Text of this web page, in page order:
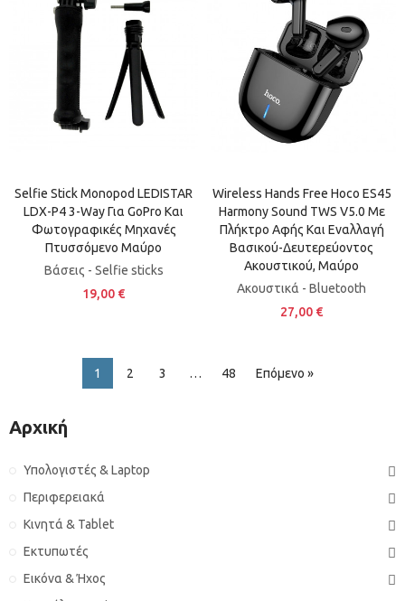
Selfie Stick Monopod LEDISTAR
LDX-P4 3-Way Για GoPro Και
Φωτογραφικές Μηχανές
Πτυσσόμενο Μαύρο
Βάσεις - Selfie sticks
19,00 €
Wireless Hands Free Hoco ES45
Harmony Sound TWS V5.0 Με
Πλήκτρο Αφής Και Εναλλαγή
Βασικού-Δευτερεύοντος
Ακουστικού, Μαύρο
Ακουστικά - Bluetooth
27,00 €
1 2 3 … 48 Επόμενο »
Αρχική
Υπολογιστές & Laptop
Περιφερειακά
Κινητά & Tablet
Εκτυπωτές
Εικόνα & Ήχος